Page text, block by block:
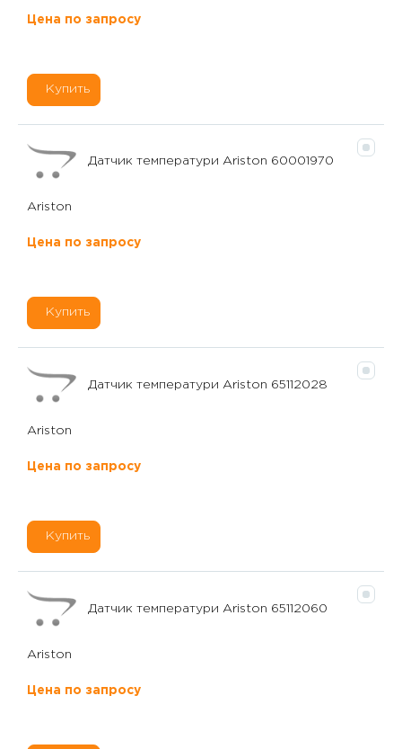
Цена по запросу
Купить
Датчик температури Ariston 60001970
Ariston
Цена по запросу
Купить
Датчик температури Ariston 65112028
Ariston
Цена по запросу
Купить
Датчик температури Ariston 65112060
Ariston
Цена по запросу